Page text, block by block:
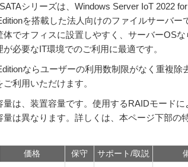
シリーズは、Windows Server IoT 2022
を搭載した法人向けのファイルサーバー
体でオフィスに設置しやすく、サーバーOSな
必要なIT環境でのご利用に最適です。
ならユーザーの利用数制限がなく重複除
利用いただけます。
は、装置容量です。使用するRAIDモードに
量は異なります。詳しくは、本ページ下部の
価格 保守 サポート/取説